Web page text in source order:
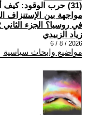
(31) حرب الوقود:
مواجهة بين الإستنزاف
في روسيا؟ الجزء الثاني 2-2
زياد الزبيدي
2026 / 8 / 6
مواضيع وابحاث سياسية